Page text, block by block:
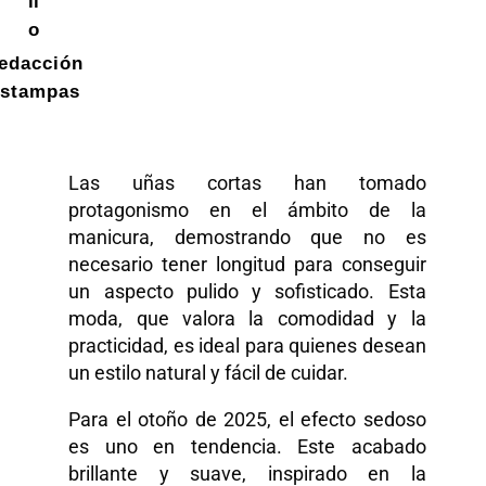
o
Las uñas cortas han tomado
protagonismo en el ámbito de la
manicura, demostrando que no es
necesario tener longitud para conseguir
un aspecto pulido y sofisticado. Esta
moda, que valora la comodidad y la
practicidad, es ideal para quienes desean
un estilo natural y fácil de cuidar.
Para el otoño de 2025, el efecto sedoso
es uno en tendencia. Este acabado
brillante y suave, inspirado en la